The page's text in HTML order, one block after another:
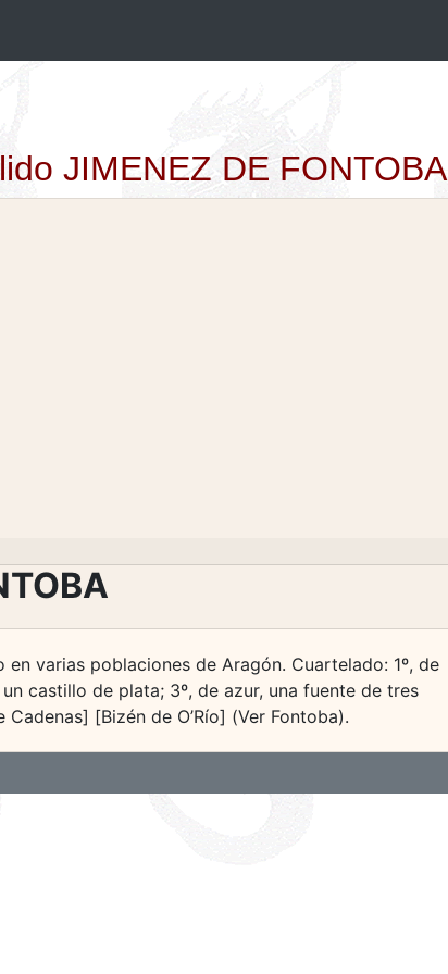
JIMENEZ DE FONTOBA
varias poblaciones de Aragón. Cuartelado: 1º, de
castillo de plata; 3º, de azur, una fuente de tres
[Bizén de O’Río] (Ver Fontoba).